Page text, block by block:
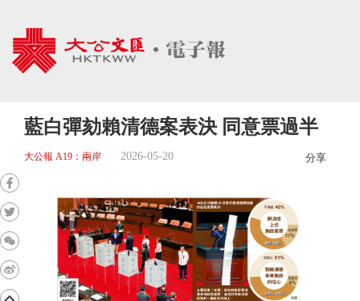
藍白彈劾賴清德案表決 同意票過半
大公報 A19：兩岸 2026-05-20 分享